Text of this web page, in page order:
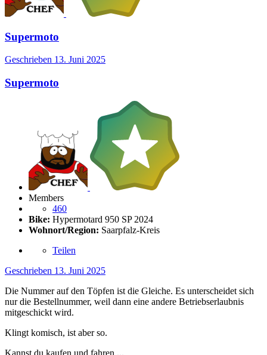
Supermoto
Geschrieben 13. Juni 2025
Supermoto
Members
460
Bike: Hypermotard 950 SP 2024
Wohnort/Region: Saarpfalz-Kreis
Teilen
Geschrieben 13. Juni 2025
Die Nummer auf den Töpfen ist die Gleiche. Es unterscheidet sich
nur die Bestellnummer, weil dann eine andere Betriebserlaubnis
mitgeschickt wird.
Klingt komisch, ist aber so.
Kannst du kaufen und fahren ...